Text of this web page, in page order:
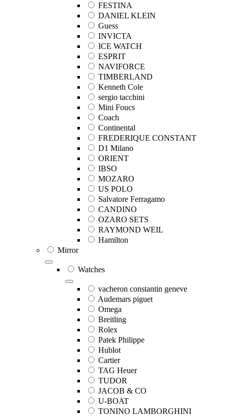
FESTINA
DANIEL KLEIN
Guess
INVICTA
ICE WATCH
ESPRIT
NAVIFORCE
TIMBERLAND
Kenneth Cole
sergio tacchini
Mini Foucs
Coach
Continental
FREDERIQUE CONSTANT
D1 Milano
ORIENT
IBSO
MOZARO
US POLO
Salvatore Ferragamo
CANDINO
OZARO SETS
RAYMOND WEIL
Hamilton
Mirror
Watches
vacheron constantin geneve
Audemars piguet
Omega
Breitling
Rolex
Patek Philippe
Hublot
Cartier
TAG Heuer
TUDOR
JACOB & CO
U-BOAT
TONINO LAMBORGHINI